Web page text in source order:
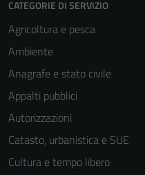
CATEGORIE DI SERVIZIO
Agricoltura e pesca
Ambiente
Anagrafe e stato civile
Appalti pubblici
Autorizzazioni
Catasto, urbanistica e SUE
Cultura e tempo libero